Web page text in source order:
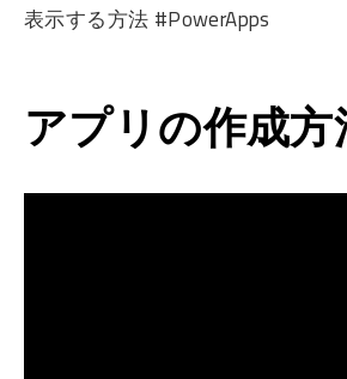
表示する方法 #PowerApps
アプリの作成方